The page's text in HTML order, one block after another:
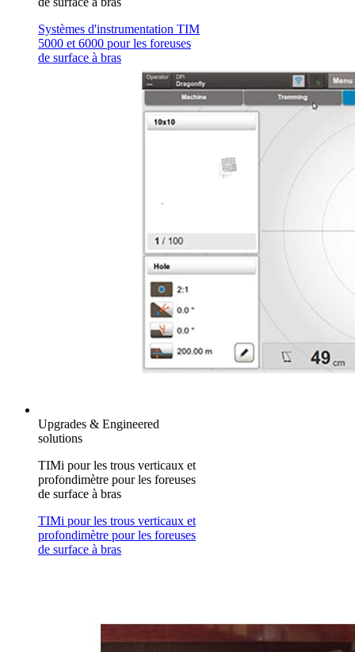
Systèmes d'instrumentation TIM
5000 et 6000 pour les foreuses
de surface à bras
Upgrades & Engineered
solutions
TIMi pour les trous verticaux et
profondimètre pour les foreuses
de surface à bras
TIMi pour les trous verticaux et
profondimètre pour les foreuses
de surface à bras